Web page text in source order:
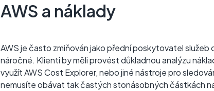
AWS a náklady
AWS je často zmiňován jako přední poskytovatel
náročné. Klienti by měli provést důkladnou analýzu
využít AWS Cost Explorer, nebo jiné nástroje pro
nemusíte obávat tak častých stonásobných částkách